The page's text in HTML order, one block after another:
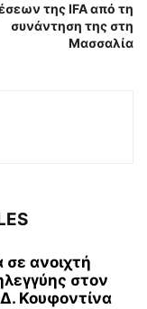
της IFA από τη
συνάντηση της στη
Μασσαλία
ανοιχτή
στον
Κουφοντίνα